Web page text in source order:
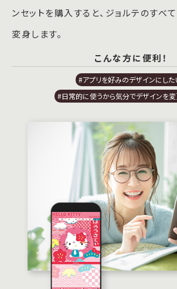
ンセットを購入すると、ジョルテのすべ
変身します。
こんな方に便利！
#アプリを好みのデザインにした
#日常的に使うから気分でデザインを変